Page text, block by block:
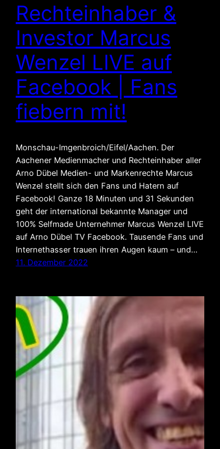
Rechteinhaber &
Investor Marcus
Wenzel LIVE auf
Facebook | Fans
fiebern mit!
Monschau-Imgenbroich/Eifel/Aachen. Der
Aachener Medienmacher und Rechteinhaber aller
Arno Dübel Medien- und Markenrechte Marcus
Wenzel stellt sich den Fans und Hatern auf
Facebook! Ganze 18 Minuten und 31 Sekunden
geht der international bekannte Manager und
100% Selfmade Unternehmer Marcus Wenzel LIVE
auf Arno Dübel TV Facebook. Tausende Fans und
Internethasser trauen ihren Augen kaum – und…
11. Dezember 2022